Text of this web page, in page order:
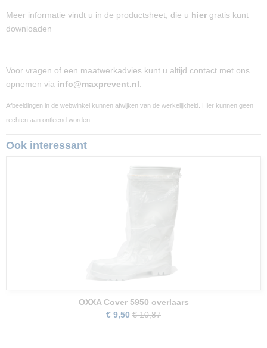
Meer informatie vindt u in de productsheet, die u hier gratis kunt
downloaden
Voor vragen of een maatwerkadvies kunt u altijd contact met ons
opnemen via info@maxprevent.nl
Afbeeldingen in de webwinkel kunnen afwijken van de werkelijkheid. Hier kunnen geen
rechten aan ontleend worden.
Ook interessant
OXXA Cover 5950 overlaars
€ 9,50 € 10,87